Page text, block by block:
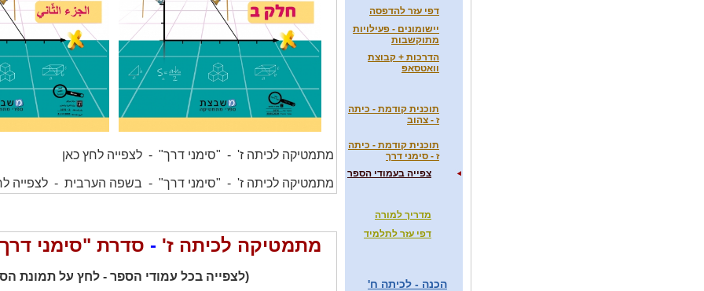
דפי עזר להדפסה
יישומונים - פעילויות
מתוקשבות
הדרכות + קבוצת
וואטסאפ
תוכנית קודמת - כיתה
ז - צהוב
תוכנית קודמת - כיתה
ז - סימני דרך
צפייה בעמודי הספר
מדריך למורה
דפי עזר לתלמיד
הכנה - לכיתה ח'
מתמטיקה לכיתה ז' - "סימני דרך" - לצפייה לחץ כאן
מתמטיקה לכיתה ז' - "סימני דרך" - בשפה הערבית - לצפייה
מתמטיקה לכיתה ז' - סדרת "סימני
(לצפייה בכל עמודי הספר - לחץ על תמונת